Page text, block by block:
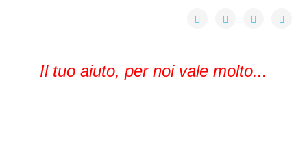
Il tuo aiuto, per noi vale molto...